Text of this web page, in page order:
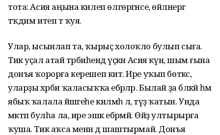
тота: Асия аңына килеп өлгөргәнсе, өйләнергә
тәҡдим итеп тә ҡуя.
Улар, ысынлап та, ҡырыҫ холоҡло булып сыға.
Тик уҫал атай тәрбиәһендә үҫкән Асия күнә, шым ғына
донъя ҡорорға керешеп китә. Ире уҡып бөткәс,
уларҙы хәрби ҡаласыҡҡа ебәрәләр. Былай ҙа бәләкәй һәм
ябыҡ ҡалала йәшәгеһе килмәһә лә, түҙә ҡатын. Унда
мәктәп булһа ла, ире эшкә ебәрмәй. Өйҙә ултырырға
ҡуша. Тик аҡса менән дә шаштырмай. Донъя